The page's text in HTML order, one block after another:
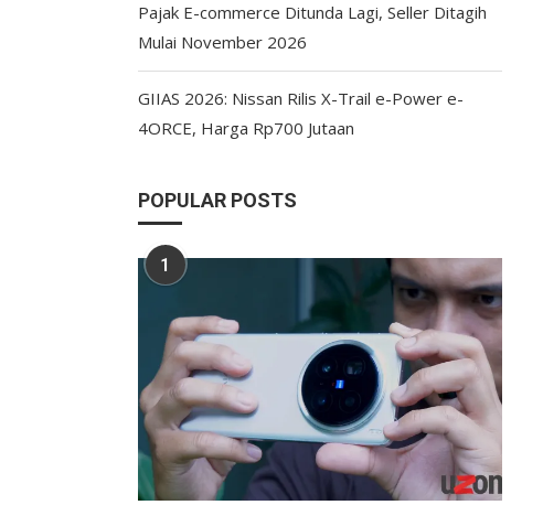
Pajak E-commerce Ditunda Lagi, Seller Ditagih
Mulai November 2026
GIIAS 2026: Nissan Rilis X-Trail e-Power e-
4ORCE, Harga Rp700 Jutaan
POPULAR POSTS
1